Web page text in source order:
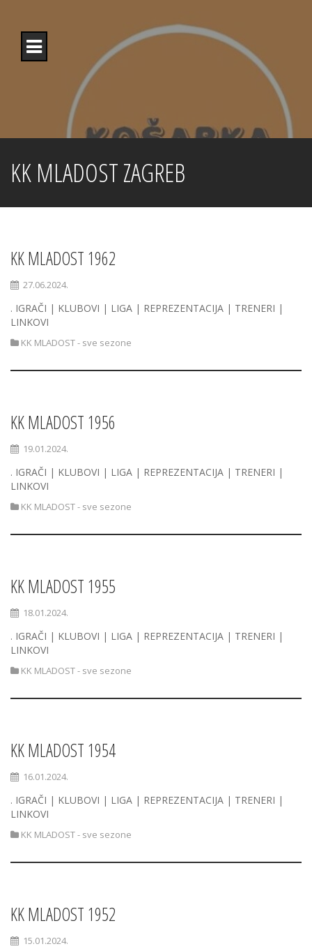
content
KK MLADOST ZAGREB
KK MLADOST 1962
27.06.2024.
. IGRAČI | KLUBOVI | LIGA | REPREZENTACIJA | TRENERI |
LINKOVI
KK MLADOST - sve sezone
KK MLADOST 1956
19.01.2024.
. IGRAČI | KLUBOVI | LIGA | REPREZENTACIJA | TRENERI |
LINKOVI
KK MLADOST - sve sezone
KK MLADOST 1955
18.01.2024.
. IGRAČI | KLUBOVI | LIGA | REPREZENTACIJA | TRENERI |
LINKOVI
KK MLADOST - sve sezone
KK MLADOST 1954
16.01.2024.
. IGRAČI | KLUBOVI | LIGA | REPREZENTACIJA | TRENERI |
LINKOVI
KK MLADOST - sve sezone
KK MLADOST 1952
15.01.2024.